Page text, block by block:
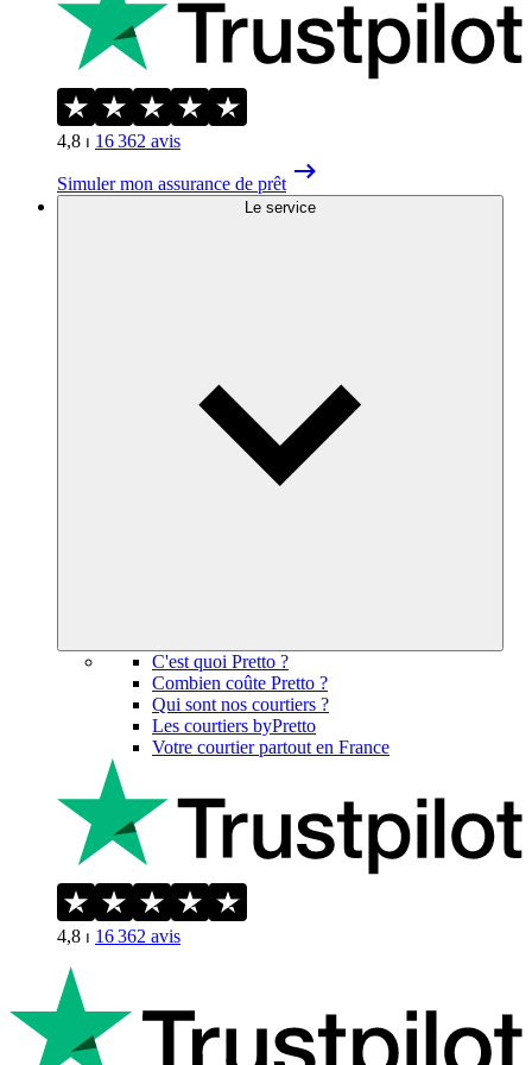
4,8 ⏐ 16 362 avis
Simuler mon assurance de prêt
Le service
C'est quoi Pretto ?
Combien coûte Pretto ?
Qui sont nos courtiers ?
Les courtiers byPretto
Votre courtier partout en France
4,8 ⏐ 16 362 avis